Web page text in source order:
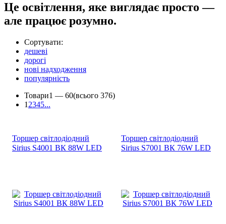
Це освітлення, яке виглядає просто —
але працює розумно.
Сортувати:
дешеві
дорогі
нові надходження
популярність
Товари1 — 60(всього 376)
1 2345...
Торшер світлодіодний
Sirius S4001 ВК 88W LED
Торшер світлодіодний
Sirius S7001 ВК 76W LED